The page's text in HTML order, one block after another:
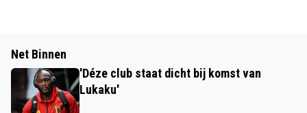
Net Binnen
'Déze club staat dicht bij komst van
Lukaku'